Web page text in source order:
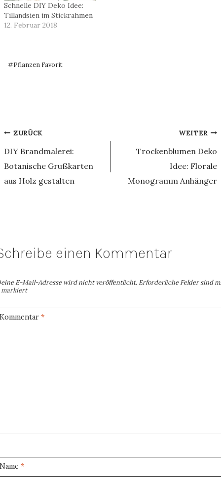
Schnelle DIY Deko Idee:
Tillandsien im Stickrahmen
12. Februar 2018
Schlagworte:
#Pflanzen Favorit
Beitragsnavigation
ZURÜCK
DIY Brandmalerei:
Botanische Grußkarten
aus Holz gestalten
WEITER
Trockenblumen Deko
Idee: Florale
Monogramm Anhänger
einen Kommentar
E-Mail-Adresse wird nicht veröffentlicht. Erforderliche Felder sind
markiert
Kommentar*
Name*